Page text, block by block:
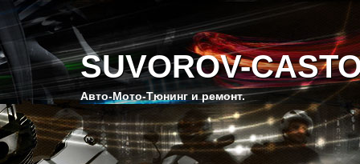
SUVOROV-
Авто-Мото-Тюнинг и ремонт.